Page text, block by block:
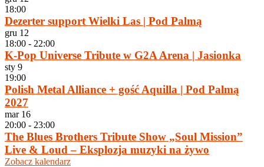
18:00
Dezerter support Wielki Las | Pod Palmą
gru 12
18:00 - 22:00
K-Pop Universe Tribute w G2A Arena | Jasionka
sty 9
19:00
Polish Metal Alliance + gość Aquilla | Pod Palmą
2027
mar 16
20:00 - 23:00
The Blues Brothers Tribute Show „Soul Mission”
Live & Loud – Eksplozja muzyki na żywo
Zobacz kalendarz